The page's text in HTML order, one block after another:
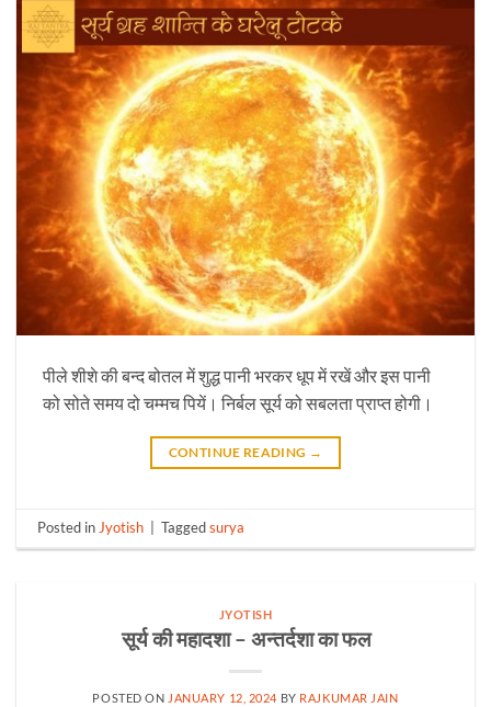
पीले शीशे की बन्द बोतल में शुद्ध पानी भरकर धूप में रखें और इस पानी
को सोते समय दो चम्मच पियें। निर्बल सूर्य को सबलता प्राप्त होगी।
CONTINUE READING →
Posted in Jyotish Taggedsurya
JYOTISH
सूर्य की महादशा – अन्तर्दशा का फल
POSTED ON JANUARY 12, 2024 BY RAJKUMAR JAIN